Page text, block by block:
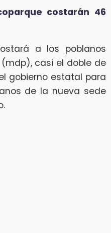
costarán 46
a los poblanos
(mdp), casi el doble de
gobierno estatal para
de la nueva sede